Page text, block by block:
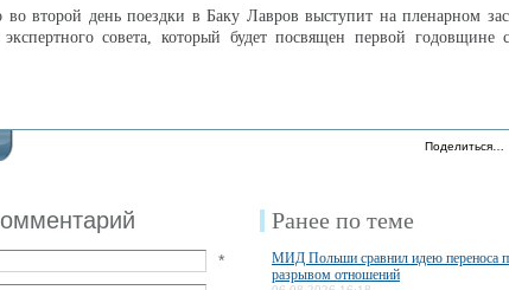
во второй день поездки в Баку Лавров выступит на пленарном
экспертного совета, который будет посвящен первой годовщине
Поделиться…
*
Ранее по теме
МИД Польши сравнил идею переноса
разрывом отношений